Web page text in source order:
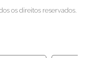
os direitos reservados.